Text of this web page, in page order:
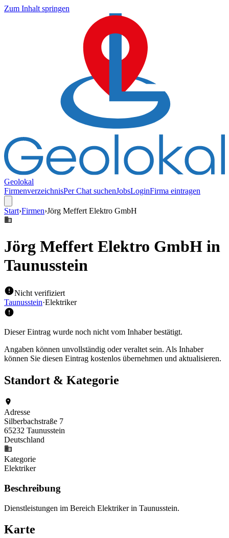
Zum Inhalt springen
Geolokal
FirmenverzeichnisPer Chat suchenJobsLoginFirma eintragen
Start›Firmen›Jörg Meffert Elektro GmbH
Jörg Meffert Elektro GmbH in
Taunusstein
Nicht verifiziert
Taunusstein·Elektriker
Dieser Eintrag wurde noch nicht vom Inhaber bestätigt.
Angaben können unvollständig oder veraltet sein. Als Inhaber
können Sie diesen Eintrag kostenlos übernehmen und aktualisieren.
Standort & Kategorie
Adresse
Silberbachstraße 7
65232 Taunusstein
Deutschland
Kategorie
Elektriker
Beschreibung
Dienstleistungen im Bereich Elektriker in Taunusstein.
Karte